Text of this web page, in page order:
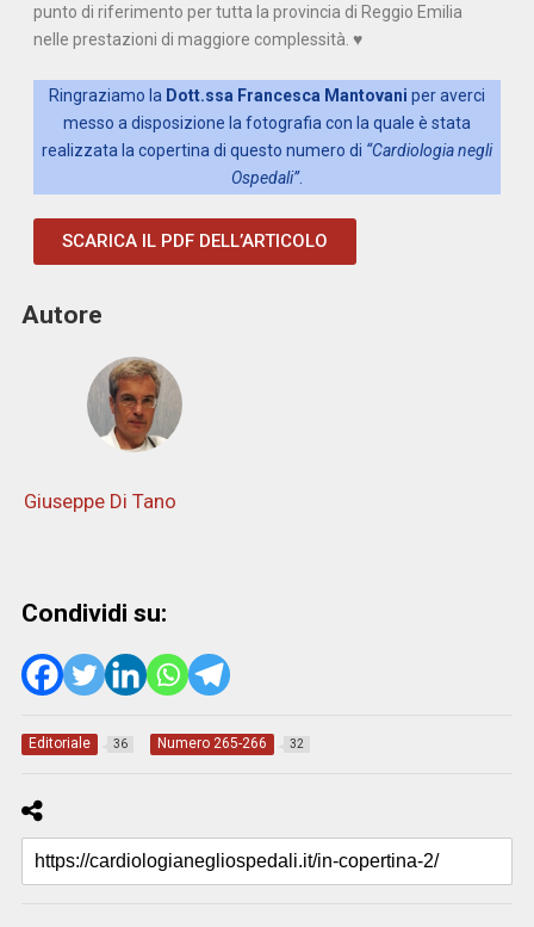
punto di riferimento per tutta la provincia di Reggio Emilia
nelle prestazioni di maggiore complessità. ♥
Ringraziamo la Dott.ssa Francesca Mantovani per averci
messo a disposizione la fotografia con la quale è stata
realizzata la copertina di questo numero di “Cardiologia negli
Ospedali”.
SCARICA IL PDF DELL’ARTICOLO
Autore
Giuseppe Di Tano
Condividi su:
Editoriale 36 Numero 265-266 32